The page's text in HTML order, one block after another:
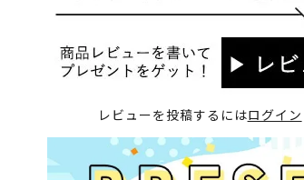
レビューを投稿するにはログイン